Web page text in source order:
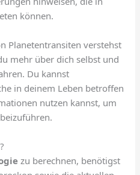
können.
Planetentransiten verstehst
mehr über dich selbst und
Du kannst
in deinem Leben betroffen
nutzen kannst, um
zu berechnen, benötigst